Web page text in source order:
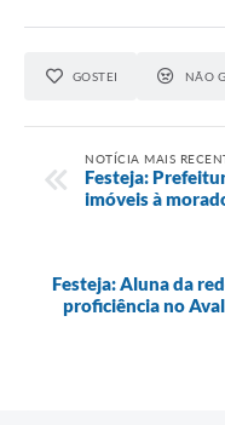
GOSTEI NÃO
NOTÍCIA MAIS
Festeja:
imóveis à
Festeja: Aluna da
proficiência no